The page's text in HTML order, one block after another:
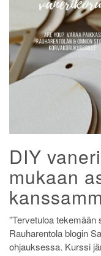
DIY
mukaan
”Tervetuloa
Rauharentola blogin
ohjauksessa. Kurssi